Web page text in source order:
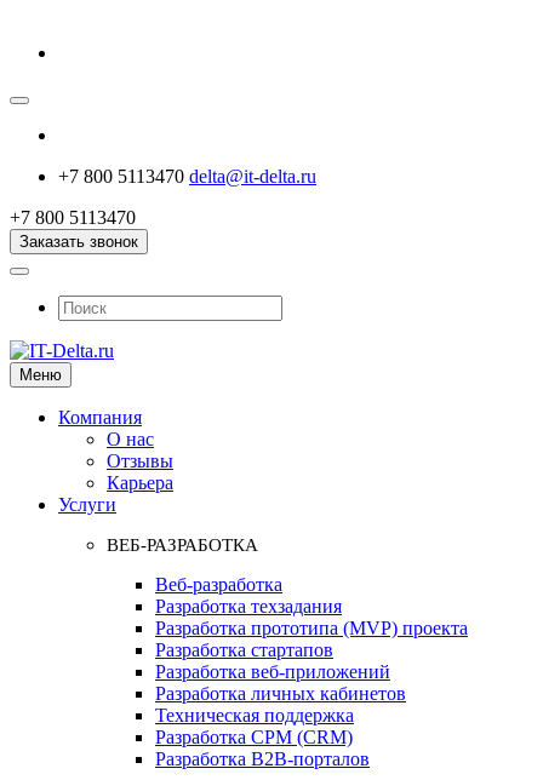
+7 800 5113470 delta@it-delta.ru
+7 800 5113470
Заказать звонок
Меню
Компания
О нас
Отзывы
Карьера
Услуги
ВЕБ-РАЗРАБОТКА
Веб-разработка
Разработка техзадания
Разработка прототипа (MVP) проекта
Разработка стартапов
Разработка веб-приложений
Разработка личных кабинетов
Техническая поддержка
Разработка СРМ (CRM)
Разработка B2B-порталов